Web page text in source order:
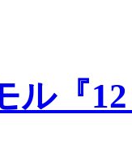
ル『